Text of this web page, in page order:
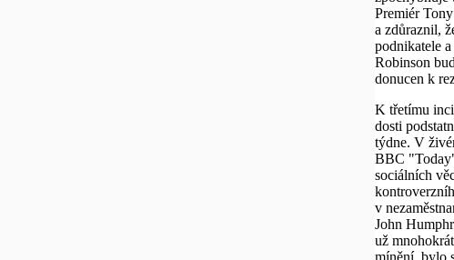
Premiér
a zdůraznil,
podnikatele
Robinson
donucen k
K třetímu
dosti
týdne. V
BBC
sociálních
v
John
už
mínění, bylo